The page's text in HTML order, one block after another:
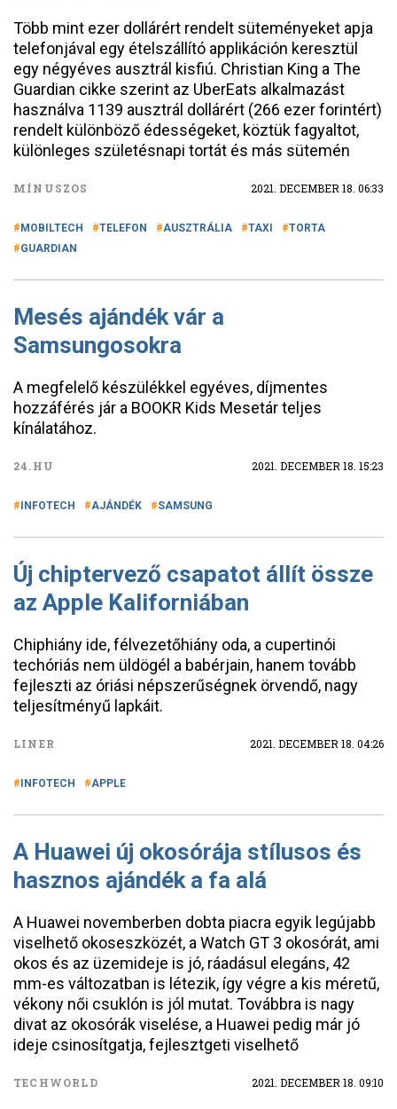
Több mint ezer dollárért rendelt süteményeket apja
telefonjával egy ételszállító applikáción keresztül
egy négyéves ausztrál kisfiú. Christian King a The
Guardian cikke szerint az UberEats alkalmazást
használva 1139 ausztrál dollárért (266 ezer forintért)
rendelt különböző édességeket, köztük fagyaltot,
különleges születésnapi tortát és más sütemén
MÍNUSZOS 2021. DECEMBER 18. 06:33
MOBILTECH TELEFON AUSZTRÁLIA TAXI
TORTA
GUARDIAN
Mesés ajándék vár a
Samsungosokra
A megfelelő készülékkel egyéves, díjmentes
hozzáférés jár a BOOKR Kids Mesetár teljes
kínálatához.
24.HU 2021. DECEMBER 18. 15:23
INFOTECH AJÁNDÉK SAMSUNG
Új chiptervező csapatot állít össze
az Apple Kaliforniában
Chiphiány ide, félvezetőhiány oda, a cupertinói
techóriás nem üldögél a babérjain, hanem tovább
fejleszti az óriási népszerűségnek örvendő, nagy
teljesítményű lapkáit.
LINER 2021. DECEMBER 18. 04:26
INFOTECH APPLE
A Huawei új okosórája stílusos és
hasznos ajándék a fa alá
A Huawei novemberben dobta piacra egyik legújabb
viselhető okoseszközét, a Watch GT 3 okosórát, ami
okos és az üzemideje is jó, ráadásul elegáns, 42
mm-es változatban is létezik, így végre a kis méretű,
vékony női csuklón is jól mutat. Továbbra is nagy
divat az okosórák viselése, a Huawei pedig már jó
ideje csinosítgatja, fejlesztgeti viselhető
TECHWORLD 2021. DECEMBER 18. 09:10